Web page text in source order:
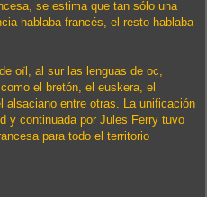
se estima que tan sólo una
hablaba francés, el resto hablaba
oïl, al sur las lenguas de oc,
el bretón, el euskera, el
alsaciano entre otras. La unificación
y continuada por Jules Ferry tuvo
para todo el territorio